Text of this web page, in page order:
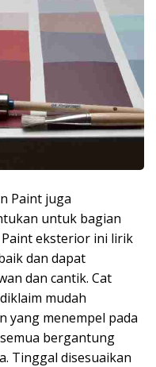
Paint juga
untuk bagian
eksterior ini lirik
dan dapat
dan cantik. Cat
mudah
yang menempel pada
bergantung
Tinggal disesuaikan